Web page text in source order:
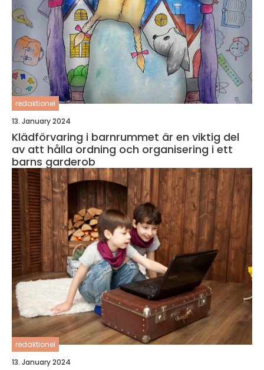
redaktionel
13. January 2024
Klädförvaring i barnrummet är en viktig del
av att hålla ordning och organisering i ett
barns garderob
redaktionel
13. January 2024